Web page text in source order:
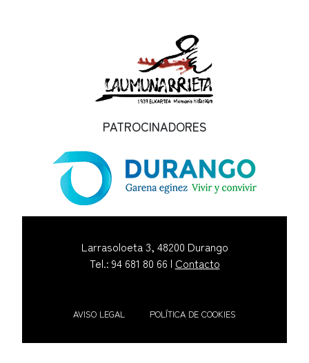
PATROCINADORES
Larrasoloeta 3, 48200 Durango
Tel.: 94 681 80 66 | Contacto
AVISO LEGAL POLÍTICA DE COOKIES